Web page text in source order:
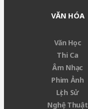
VĂN HÓA
Văn Học
Thi Ca
Âm Nhạc
Phim Ảnh
Lịch Sử
Nghệ Thuật